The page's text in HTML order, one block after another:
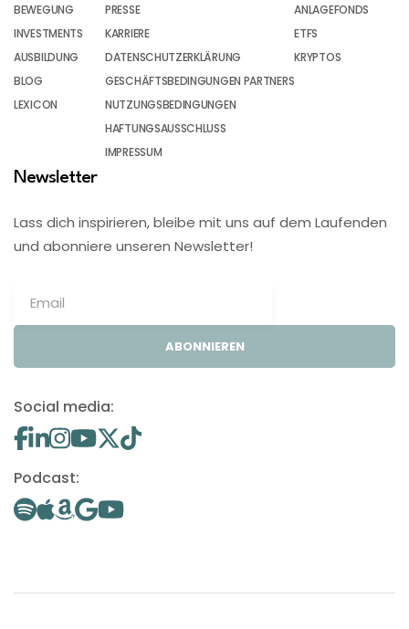
BEWEGUNG
INVESTMENTS
AUSBILDUNG
BLOG
LEXICON
PRESSE
KARRIERE
DATENSCHUTZERKLÄRUNG
GESCHÄFTSBEDINGUNGEN PARTNERS
NUTZUNGSBEDINGUNGEN
HAFTUNGSAUSSCHLUSS
IMPRESSUM
ANLAGEFONDS
ETFS
KRYPTOS
Newsletter
Lass dich inspirieren, bleibe mit uns auf dem Laufenden
und abonniere unseren Newsletter!
ABONNIEREN
Social media:
Podcast: